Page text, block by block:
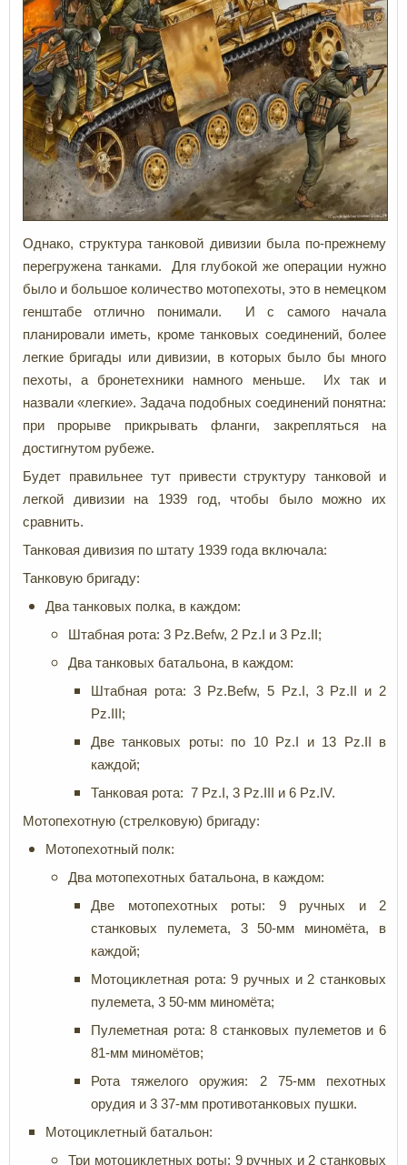
Однако, структура танковой дивизии была по-прежнему
перегружена танками. Для глубокой же операции нужно
было и большое количество мотопехоты, это в немецком
генштабе отлично понимали. И с самого начала
планировали иметь, кроме танковых соединений, более
легкие бригады или дивизии, в которых было бы много
пехоты, а бронетехники намного меньше. Их так и
назвали «легкие». Задача подобных соединений понятна:
при прорыве прикрывать фланги, закрепляться на
достигнутом рубеже.
Будет правильнее тут привести структуру танковой и
легкой дивизии на 1939 год, чтобы было можно их
сравнить.
Танковая дивизия по штату 1939 года включала:
Танковую бригаду:
Два танковых полка, в каждом:
Штабная рота: 3 Pz.Befw, 2 Pz.I и 3 Pz.II;
Два танковых батальона, в каждом:
Штабная рота: 3 Pz.Befw, 5 Pz.I, 3 Pz.II и 2
Pz.III;
Две танковых роты: по 10 Pz.I и 13 Pz.II в
каждой;
Танковая рота: 7 Pz.I, 3 Pz.III и 6 Pz.IV.
Мотопехотную (стрелковую) бригаду:
Мотопехотный полк:
Два мотопехотных батальона, в каждом:
Две мотопехотных роты: 9 ручных и 2
станковых пулемета, 3 50-мм миномёта, в
каждой;
Мотоциклетная рота: 9 ручных и 2 станковых
пулемета, 3 50-мм миномёта;
Пулеметная рота: 8 станковых пулеметов и 6
81-мм миномётов;
Рота тяжелого оружия: 2 75-мм пехотных
орудия и 3 37-мм противотанковых пушки.
Мотоциклетный батальон:
Три мотоциклетных роты: 9 ручных и 2 станковых